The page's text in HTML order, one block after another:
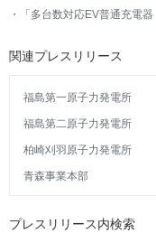
「多台数対応EV普通充電
関連プレスリリース
福島第一原子力発電所
福島第二原子力発電所
柏崎刈羽原子力発電所
青森事業本部
プレスリリース内検索